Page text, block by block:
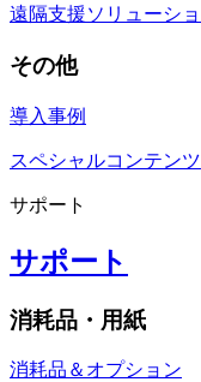
遠隔支援ソリューシ
その他
導入事例
スペシャルコンテンツ
サポート
サポート
消耗品・用紙
消耗品＆オプション